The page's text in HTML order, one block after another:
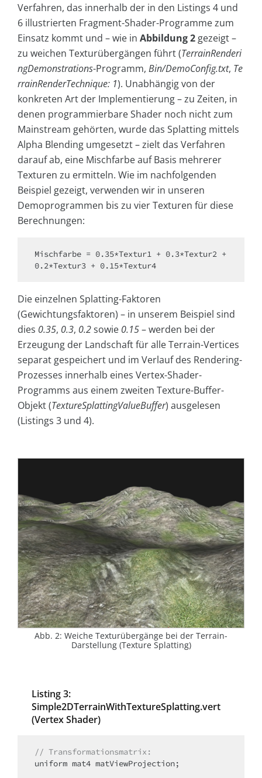
Verfahren, das innerhalb der in den Listings 4 und
6 illustrierten Fragment-Shader-Programme zum
Einsatz kommt und – wie in Abbildung 2 gezeigt –
zu weichen Texturübergängen führt (TerrainRenderi
ngDemonstrations-Programm, Bin/DemoConfig.txt, Te
rrainRenderTechnique: 1). Unabhängig von der
konkreten Art der Implementierung – zu Zeiten, in
denen programmierbare Shader noch nicht zum
Mainstream gehörten, wurde das Splatting mittels
Alpha Blending umgesetzt – zielt das Verfahren
darauf ab, eine Mischfarbe auf Basis mehrerer
Texturen zu ermitteln. Wie im nachfolgenden
Beispiel gezeigt, verwenden wir in unseren
Demoprogrammen bis zu vier Texturen für diese
Berechnungen:
Mischfarbe = 0.35*Textur1 + 0.3*Textur2 +
0.2*Textur3 + 0.15*Textur4
Die einzelnen Splatting-Faktoren
(Gewichtungsfaktoren) – in unserem Beispiel sind
dies 0.35, 0.3, 0.2sowie 0.15– werden bei der
Erzeugung der Landschaft für alle Terrain-Vertices
separat gespeichert und im Verlauf des Rendering-
Prozesses innerhalb eines Vertex-Shader-
Programms aus einem zweiten Texture-Buffer-
Objekt (TextureSplattingValueBuffer) ausgelesen
(Listings 3 und 4).
Abb. 2: Weiche Texturübergänge bei der Terrain-
Darstellung (Texture Splatting)
Listing 3:
Simple2DTerrainWithTextureSplatting.vert
(Vertex Shader)
// Transformationsmatrix:
uniform mat4 matViewProjection;